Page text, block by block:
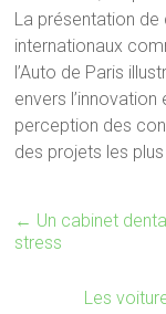
La présentation
internationaux
l’Auto de Paris
envers
perception des
des projets les
← Un cabinet
stress
Les